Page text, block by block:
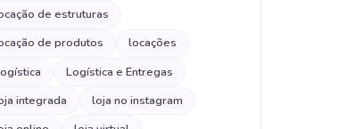
de estruturas
de produtos
locações
Logística e Entregas
integrada
loja no instagram